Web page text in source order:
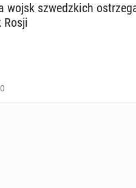
wojsk szwedz­kich
Rosji